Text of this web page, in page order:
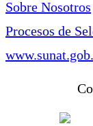
Sobre Nosotros
Procesos de